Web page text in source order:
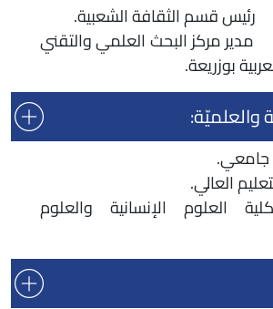
2014 مدير مركز البحث العلمي والتقني
بوزريعة.
والعلميّة:
العالي.
العلوم الإنسانية والعلوم